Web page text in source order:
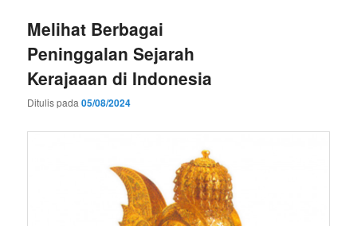
Melihat Berbagai
Peninggalan Sejarah
Kerajaaan di Indonesia
Ditulis pada05/08/2024